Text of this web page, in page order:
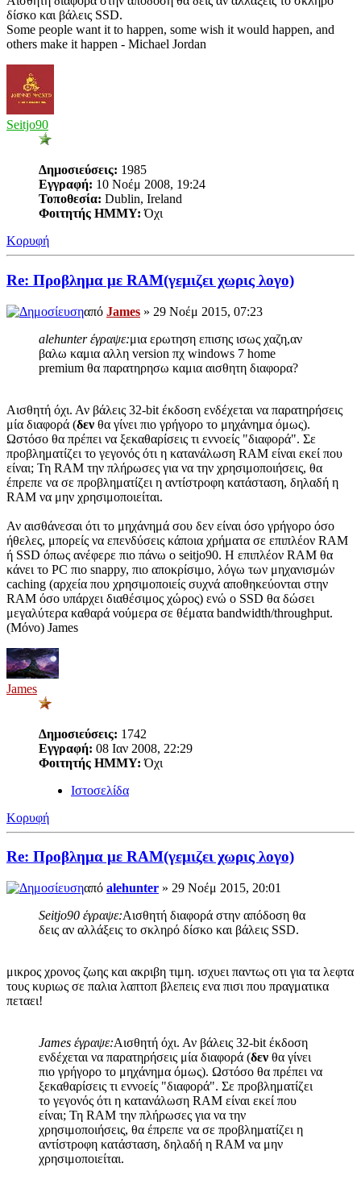
δίσκο και βάλεις SSD.
Some people want it to happen, some wish it would happen, and
others make it happen - Michael Jordan
Seitjo90
Δημοσιεύσεις: 1985
Εγγραφή: 10 Νοέμ 2008, 19:24
Τοποθεσία: Dublin, Ireland
Φοιτητής ΗΜΜΥ: Όχι
Κορυφή
Re: Προβλημα με RAM(γεμιζει χωρις λογο)
από James » 29 Νοέμ 2015, 07:23
alehunter έγραψε:μια ερωτηση επισης ισως χαζη,αν
βαλω καμια αλλη version πχ windows 7 home
premium θα παρατηρησω καμια αισθητη διαφορα?
Αισθητή όχι. Αν βάλεις 32-bit έκδοση ενδέχεται να παρατηρήσεις
μία διαφορά (δεν θα γίνει πιο γρήγορο το μηχάνημα όμως).
Ωστόσο θα πρέπει να ξεκαθαρίσεις τι εννοείς "διαφορά". Σε
προβληματίζει το γεγονός ότι η κατανάλωση RAM είναι εκεί που
είναι; Τη RAM την πλήρωσες για να την χρησιμοποιήσεις, θα
έπρεπε να σε προβληματίζει η αντίστροφη κατάσταση, δηλαδή η
RAM να μην χρησιμοποιείται.
Αν αισθάνεσαι ότι το μηχάνημά σου δεν είναι όσο γρήγορο όσο
ήθελες, μπορείς να επενδύσεις κάποια χρήματα σε επιπλέον RAM
ή SSD όπως ανέφερε πιο πάνω ο seitjo90. Η επιπλέον RAM θα
κάνει το PC πιο snappy, πιο αποκρίσιμο, λόγω των μηχανισμών
caching (αρχεία που χρησιμοποιείς συχνά αποθηκεύονται στην
RAM όσο υπάρχει διαθέσιμος χώρος) ενώ ο SSD θα δώσει
μεγαλύτερα καθαρά νούμερα σε θέματα bandwidth/throughput.
(Μόνο) James
James
Δημοσιεύσεις: 1742
Εγγραφή: 08 Ιαν 2008, 22:29
Φοιτητής ΗΜΜΥ: Όχι
Ιστοσελίδα
Κορυφή
Re: Προβλημα με RAM(γεμιζει χωρις λογο)
από alehunter » 29 Νοέμ 2015, 20:01
Seitjo90 έγραψε:Αισθητή διαφορά στην απόδοση θα
δεις αν αλλάξεις το σκληρό δίσκο και βάλεις SSD.
μικρος χρονος ζωης και ακριβη τιμη. ισχυει παντως οτι για τα λεφτα
τους κυριως σε παλια λαπτοπ βλεπεις ενα πισι που πραγματικα
πεταει!
James έγραψε:Αισθητή όχι. Αν βάλεις 32-bit έκδοση
ενδέχεται να παρατηρήσεις μία διαφορά (δεν θα γίνει
πιο γρήγορο το μηχάνημα όμως). Ωστόσο θα πρέπει να
ξεκαθαρίσεις τι εννοείς "διαφορά". Σε προβληματίζει
το γεγονός ότι η κατανάλωση RAM είναι εκεί που
είναι; Τη RAM την πλήρωσες για να την
χρησιμοποιήσεις, θα έπρεπε να σε προβληματίζει η
αντίστροφη κατάσταση, δηλαδή η RAM να μην
χρησιμοποιείται.